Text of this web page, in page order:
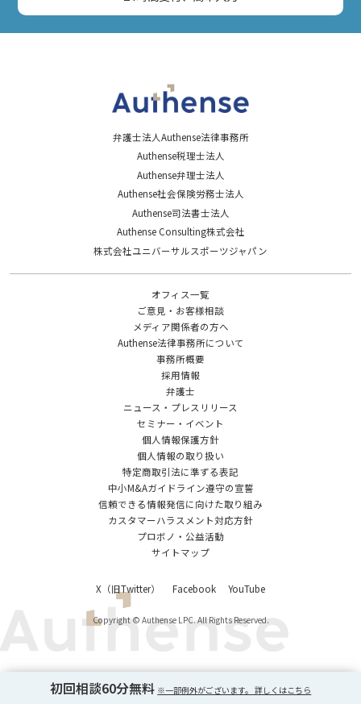
初回相談60分無料 ※一部例外がございます。 詳しくはこちら
弁護士法人Authense法律事務所
Authense税理士法人
Authense弁理士法人
Authense社会保険労務士法人
Authense司法書士法人
Authense Consulting株式会社
株式会社ユニバーサルスポーツジャパン
オフィス一覧
ご意見・お客様相談
メディア関係者の方へ
Authense法律事務所について
事務所概要
採用情報
弁護士
ニュース・プレスリリース
セミナー・イベント
個人情報保護方針
個人情報の取り扱い
特定商取引法に準ずる表記
中小M&Aガイドライン遵守の宣誓
信頼できる情報発信に向けた取り組み
カスタマーハラスメント対応方針
プロボノ・公益活動
サイトマップ
X（旧Twitter） Facebook YouTube
Copyright © Authense LPC. All Rights Reserved.